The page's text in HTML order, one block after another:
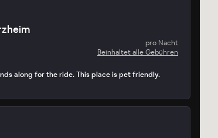
pro Nacht
Beinhaltet alle Gebühren
along for the ride. This place is pet friendly.